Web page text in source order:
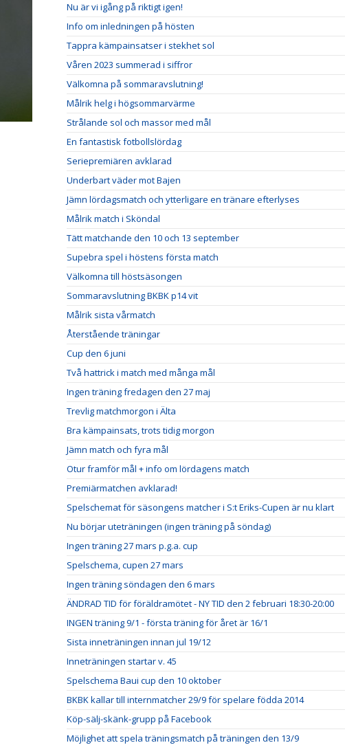
Nu är vi igång på riktigt igen!
Info om inledningen på hösten
Tappra kämpainsatser i stekhet sol
Våren 2023 summerad i siffror
Välkomna på sommaravslutning!
Målrik helg i högsommarvärme
Strålande sol och massor med mål
En fantastisk fotbollslördag
Seriepremiären avklarad
Underbart väder mot Bajen
Jämn lördagsmatch och ytterligare en tränare efterlyses
Målrik match i Sköndal
Tätt matchande den 10 och 13 september
Supebra spel i höstens första match
Välkomna till höstsäsongen
Sommaravslutning BKBK p14 vit
Målrik sista vårmatch
Återstående träningar
Cup den 6 juni
Två hattrick i match med många mål
Ingen träning fredagen den 27 maj
Trevlig matchmorgon i Älta
Bra kämpainsats, trots tidig morgon
Jämn match och fyra mål
Otur framför mål + info om lördagens match
Premiärmatchen avklarad!
Spelschemat för säsongens matcher i S:t Eriks-Cupen är nu klart
Nu börjar uteträningen (ingen träning på söndag)
Ingen träning 27 mars p.g.a. cup
Spelschema, cupen 27 mars
Ingen träning söndagen den 6 mars
ÄNDRAD TID för föräldramötet - NY TID den 2 februari 18:30-20:00
INGEN träning 9/1 - första träning för året är 16/1
Sista inneträningen innan jul 19/12
Inneträningen startar v. 45
Spelschema Baui cup den 10 oktober
BKBK kallar till internmatcher 29/9 för spelare födda 2014
Köp-sälj-skänk-grupp på Facebook
Möjlighet att spela träningsmatch på träningen den 13/9